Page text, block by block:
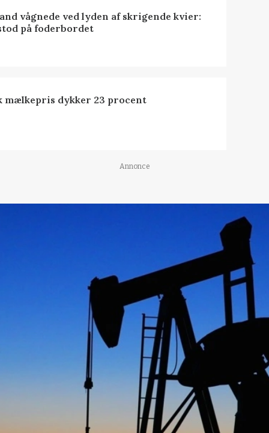
vågnede ved lyden af skrigende kvier:
på foderbordet
mælkepris dykker 23 procent
Annonce